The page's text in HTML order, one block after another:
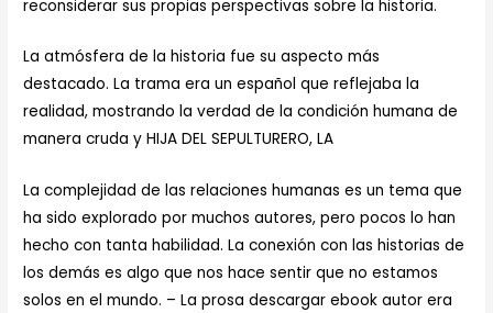
reconsiderar sus propias perspectivas sobre la historia.
La atmósfera de la historia fue su aspecto más
destacado. La trama era un español que reflejaba la
realidad, mostrando la verdad de la condición humana de
manera cruda y HIJA DEL SEPULTURERO, LA
La complejidad de las relaciones humanas es un tema que
ha sido explorado por muchos autores, pero pocos lo han
hecho con tanta habilidad. La conexión con las historias de
los demás es algo que nos hace sentir que no estamos
solos en el mundo. – La prosa descargar ebook autor era